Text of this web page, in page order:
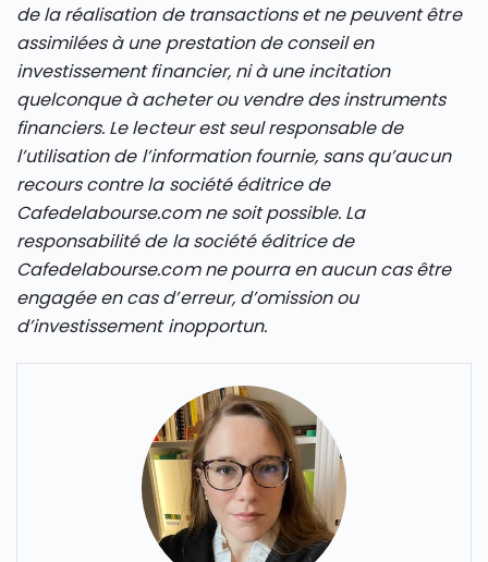
de la réalisation de transactions et ne peuvent être
assimilées à une prestation de conseil en
investissement financier, ni à une incitation
quelconque à acheter ou vendre des instruments
financiers. Le lecteur est seul responsable de
l’utilisation de l’information fournie, sans qu’aucun
recours contre la société éditrice de
Cafedelabourse.com ne soit possible. La
responsabilité de la société éditrice de
Cafedelabourse.com ne pourra en aucun cas être
engagée en cas d’erreur, d’omission ou
d’investissement inopportun.